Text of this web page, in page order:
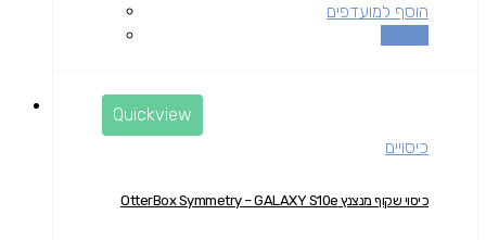
הוסף למועדפים
Quickview
כיסויים
כיסוי שקוף מנצנץ OtterBox Symmetry – GALAXY S10e